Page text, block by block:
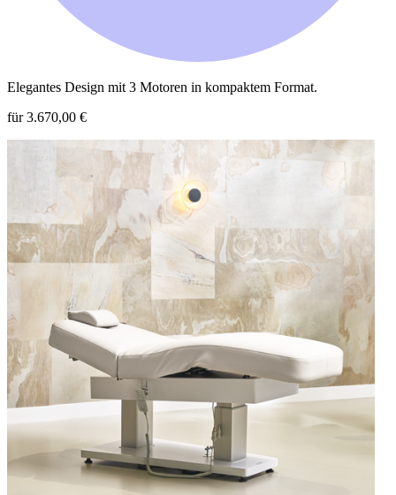
Elegantes Design mit 3 Motoren in kompaktem Format.
für 3.670,00 €